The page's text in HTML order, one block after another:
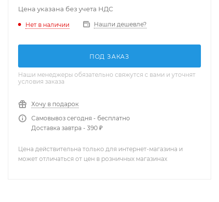
Цена указана без учета НДС
Нет в наличии Нашли дешевле?
ПОД ЗАКАЗ
Наши менеджеры обязательно свяжутся с вами и уточнят
условия заказа
Хочу в подарок
Самовывоз сегодня - бесплатно
Доставка завтра - 390 ₽
Цена действительна только для интернет-магазина и
может отличаться от цен в розничных магазинах